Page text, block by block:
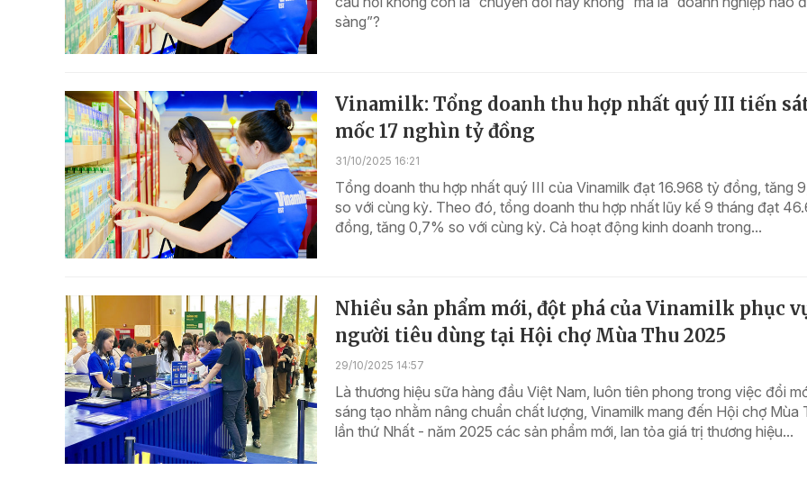
sàng”?
Vinamilk: Tổng doanh thu hợp nhất quý III tiến
mốc 17 nghìn tỷ đồng
31/10/2025 16:21
Tổng doanh thu hợp nhất quý III của Vinamilk đạt 16.968 tỷ đồng, tăng
so với cùng kỳ. Theo đó, tổng doanh thu hợp nhất lũy kế 9 tháng đạt
đồng, tăng 0,7% so với cùng kỳ. Cả hoạt động kinh doanh trong...
Nhiều sản phẩm mới, đột phá của Vinamilk phục
người tiêu dùng tại Hội chợ Mùa Thu 2025
29/10/2025 14:57
Là thương hiệu sữa hàng đầu Việt Nam, luôn tiên phong trong việc đổi
sáng tạo nhằm nâng chuẩn chất lượng, Vinamilk mang đến Hội chợ Mùa
lần thứ Nhất - năm 2025 các sản phẩm mới, lan tỏa giá trị thương hiệu...